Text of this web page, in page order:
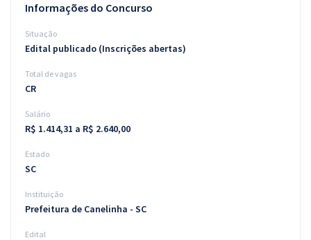
Conteúdo gratuito
Aprovados
Informações do Concurso
Situação
Edital publicado (Inscrições abertas)
Total de vagas
CR
Salário
R$ 1.414,31 a R$ 2.640,00
Estado
SC
Instituição
Prefeitura de Canelinha - SC
Edital